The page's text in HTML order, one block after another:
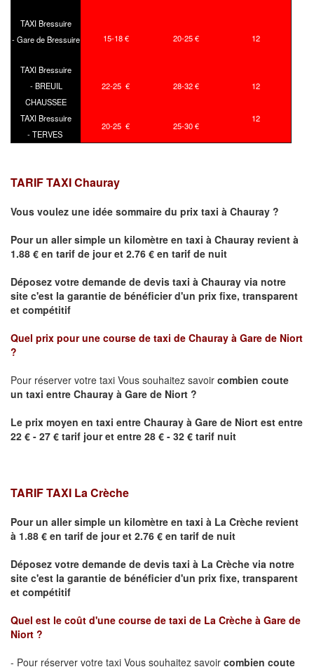
TAXI Bressuire
- Gare de Bressuire
15-18 € 20-25 € 12
TAXI Bressuire
- BREUIL
CHAUSSEE
22-25 € 28-32 € 12
TAXI Bressuire
- TERVES
20-25 € 25-30 €
12
TARIF TAXIChauray
Vous voulez une idée sommaire du prix taxi à Chauray ?
Pour un aller simple un kilomètre en taxi à Chauray revient à
1.88 € en tarif de jour et 2.76 € en tarif de nuit
Déposez votre demande de devis taxi à Chauray via notre
site c'est la garantie de bénéficier d'un prix fixe, transparent
et compétitif
Quel prix pour une course de taxi de Chauray à Gare de Niort
?
Pour réserver votre taxi Vous souhaitez savoir combien coute
un taxi entre Chauray à Gare de Niort ?
Le prix moyen en taxi entre Chauray à Gare de Niort est entre
22 € - 27 € tarif jour et entre 28 € - 32 € tarif nuit
TARIF TAXI La Crèche
Pour un aller simple un kilomètre en taxi à La Crèche revient
à 1.88 € en tarif de jour et 2.76 € en tarif de nuit
Déposez votre demande de devis taxi à La Crèche via notre
site c'est la garantie de bénéficier d'un prix fixe, transparent
et compétitif
Quel est le coût d'une course de taxi de La Crèche à Gare de
Niort ?
- Pour réserver votre taxi Vous souhaitez savoir combien coute